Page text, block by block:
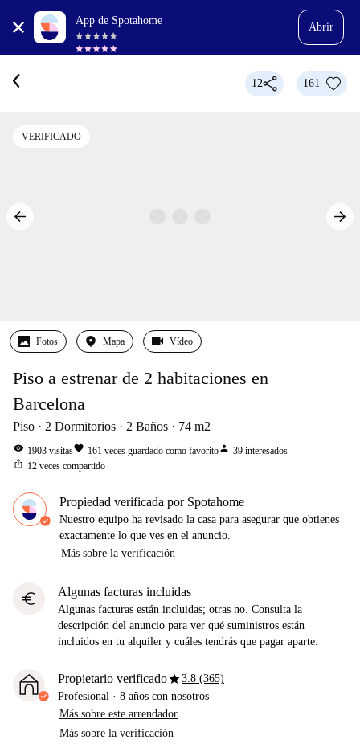
App de Spotahome
Abrir
12 161
VERIFICADO
Fotos Mapa Vídeo
Piso a estrenar de 2 habitaciones en
Barcelona
Piso 2 Dormitorios 2 Baños 74 m2
visibility 1903 visitasfavorite 161 veces guardado como favoritoperson 39 interesados
ios_share 12 veces compartido
Propiedad verificada por Spotahome
Nuestro equipo ha revisado la casa para asegurar que obtienes
exactamente lo que ves en el anuncio.
Más sobre la verificación
euro Algunas facturas incluidas
Algunas facturas están incluidas; otras no. Consulta la
descripción del anuncio para ver qué suministros están
incluidos en tu alquiler y cuáles tendrás que pagar aparte.
Propietario verificadostar3.8 (365)
Profesional · 8 años con nosotros
Más sobre este arrendador
Más sobre la verificación